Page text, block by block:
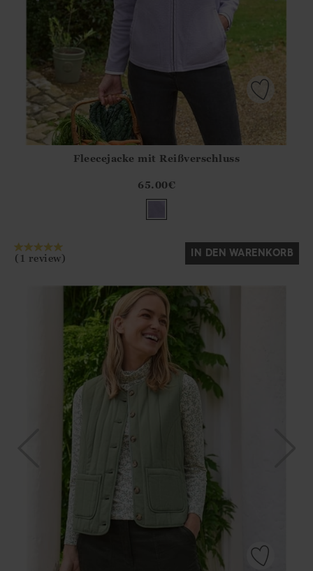
?? ""
Nein
Fleecejacke mit Reißverschluss
65.00€
(1 review) IN DEN WARENKORB